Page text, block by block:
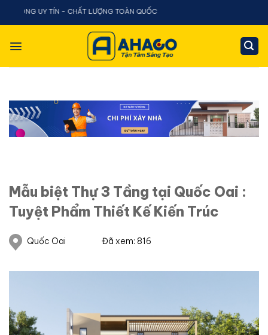
Chuyển
dung
TÍN - CHẤT LƯỢNG TOÀN QUỐC
Mẫu biệt Thự 3 Tầng tại Quốc Oai :
Tuyệt Phẩm Thiết Kế Kiến Trúc
Quốc Oai Đã xem: 816